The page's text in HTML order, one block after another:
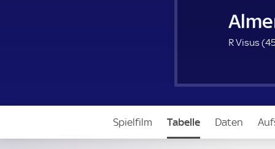
R Visus (
Spielfilm Tabelle Daten